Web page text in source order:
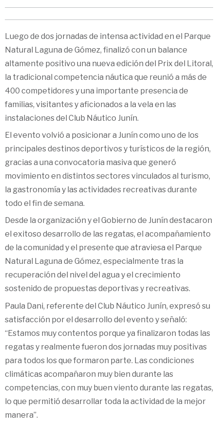
Luego de dos jornadas de intensa actividad en el Parque
Natural Laguna de Gómez, finalizó con un balance
altamente positivo una nueva edición del Prix del Litoral,
la tradicional competencia náutica que reunió a más de
400 competidores y una importante presencia de
familias, visitantes y aficionados a la vela en las
instalaciones del Club Náutico Junín.
El evento volvió a posicionar a Junín como uno de los
principales destinos deportivos y turísticos de la región,
gracias a una convocatoria masiva que generó
movimiento en distintos sectores vinculados al turismo,
la gastronomía y las actividades recreativas durante
todo el fin de semana.
Desde la organización y el Gobierno de Junín destacaron
el exitoso desarrollo de las regatas, el acompañamiento
de la comunidad y el presente que atraviesa el Parque
Natural Laguna de Gómez, especialmente tras la
recuperación del nivel del agua y el crecimiento
sostenido de propuestas deportivas y recreativas.
Paula Dani, referente del Club Náutico Junín, expresó su
satisfacción por el desarrollo del evento y señaló:
“Estamos muy contentos porque ya finalizaron todas las
regatas y realmente fueron dos jornadas muy positivas
para todos los que formaron parte. Las condiciones
climáticas acompañaron muy bien durante las
competencias, con muy buen viento durante las regatas,
lo que permitió desarrollar toda la actividad de la mejor
manera”.